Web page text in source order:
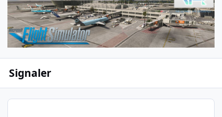
Signaler